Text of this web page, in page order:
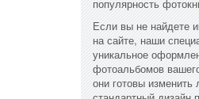
популярность
Если вы не найдете
на сайте, наши
уникальное
фотоальбомов
они готовы